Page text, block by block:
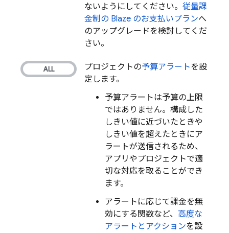
ないようにしてください。 従量課
金制の Blaze のお支払いプランへ
のアップグレードを検討してくだ
さい。
プロジェクトの予算アラートを設
定します。
予算アラートは予算の上限
ではありません。構成した
しきい値に近づいたときや
しきい値を超えたときにア
ラートが送信されるため、
アプリやプロジェクトで適
切な対応を取ることができ
ます。
アラートに応じて課金を無
効にする関数など、 高度な
アラートとアクションを設